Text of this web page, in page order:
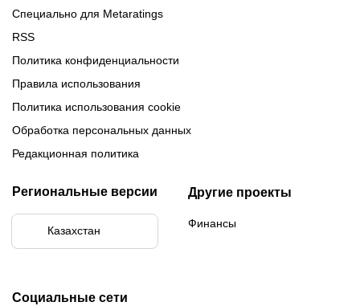
Специально для Metaratings
RSS
Политика конфиденциальности
Правила использования
Политика использования cookie
Обработка персональных данных
Редакционная политика
Региональные версии
Казахстан
Другие проекты
Финансы
Социальные сети